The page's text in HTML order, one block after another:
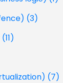
(3)
(7)